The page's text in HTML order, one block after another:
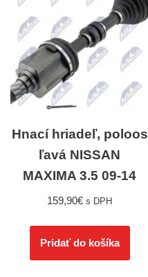
Hnací hriadeľ, poloos
ľavá NISSAN
MAXIMA 3.5 09-14
159,90€ s DPH
Pridať do košíka